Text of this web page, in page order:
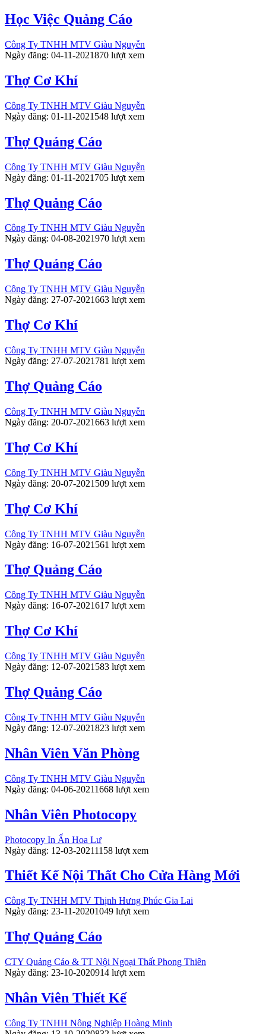
Học Việc Quảng Cáo
Công Ty TNHH MTV Giàu Nguyễn
Ngày đăng: 04-11-2021870 lượt xem
Thợ Cơ Khí
Công Ty TNHH MTV Giàu Nguyễn
Ngày đăng: 01-11-2021 548 lượt xem
Thợ Quảng Cáo
Công Ty TNHH MTV Giàu Nguyễn
Ngày đăng: 01-11-2021 705 lượt xem
Thợ Quảng Cáo
Công Ty TNHH MTV Giàu Nguyễn
Ngày đăng: 04-08-2021970 lượt xem
Thợ Quảng Cáo
Công Ty TNHH MTV Giàu Nguyễn
Ngày đăng: 27-07-2021663 lượt xem
Thợ Cơ Khí
Công Ty TNHH MTV Giàu Nguyễn
Ngày đăng: 27-07-2021 781 lượt xem
Thợ Quảng Cáo
Công Ty TNHH MTV Giàu Nguyễn
Ngày đăng: 20-07-2021663 lượt xem
Thợ Cơ Khí
Công Ty TNHH MTV Giàu Nguyễn
Ngày đăng: 20-07-2021 509 lượt xem
Thợ Cơ Khí
Công Ty TNHH MTV Giàu Nguyễn
Ngày đăng: 16-07-2021 561 lượt xem
Thợ Quảng Cáo
Công Ty TNHH MTV Giàu Nguyễn
Ngày đăng: 16-07-2021617 lượt xem
Thợ Cơ Khí
Công Ty TNHH MTV Giàu Nguyễn
Ngày đăng: 12-07-2021 583 lượt xem
Thợ Quảng Cáo
Công Ty TNHH MTV Giàu Nguyễn
Ngày đăng: 12-07-2021823 lượt xem
Nhân Viên Văn Phòng
Công Ty TNHH MTV Giàu Nguyễn
Ngày đăng: 04-06-20211668 lượt xem
Nhân Viên Photocopy
Photocopy In Ấn Hoa Lư
Ngày đăng: 12-03-20211158 lượt xem
Thiết Kế Nội Thất Cho Cửa Hàng Mới
Công Ty TNHH MTV Thịnh Hưng Phúc Gia Lai
Ngày đăng: 23-11-20201049 lượt xem
Thợ Quảng Cáo
CTY Quảng Cáo & TT Nội Ngoại Thất Phong Thiên
Ngày đăng: 23-10-2020914 lượt xem
Nhân Viên Thiết Kế
Công Ty TNHH Nông Nghiệp Hoàng Minh